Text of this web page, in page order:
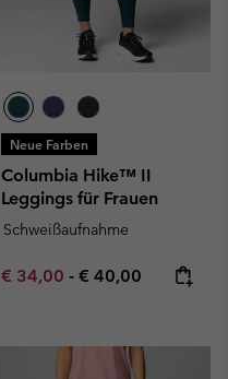
Neue Farben
Columbia Hike™ II
Leggings für Frauen
Schweißaufnahme
Minimum sale price:
€ 34,00 - Maximum price:
€ 40,00